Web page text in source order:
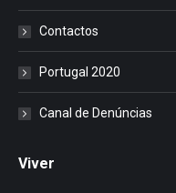
Contactos
Portugal 2020
Canal de Denúncias
Viver